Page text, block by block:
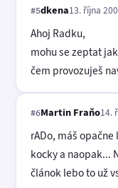
#5dkena13. října
Ahoj Radku,
mohu se zeptat
čem provozuješ
#6Martin Fraňo14.
rADo, máš
kocky a naopak...
článok lebo to už